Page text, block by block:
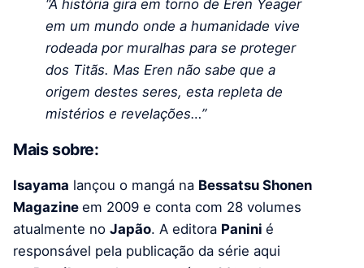
“A história gira em torno de Eren Yeager
em um mundo onde a humanidade vive
rodeada por muralhas para se proteger
dos Titãs. Mas Eren não sabe que a
origem destes seres, esta repleta de
mistérios e revelações…”
Mais sobre:
Isayama lançou o mangá na Bessatsu Shonen
Magazine em 2009 e conta com 28 volumes
atualmente no Japão. A editora Panini é
responsável pela publicação da série aqui